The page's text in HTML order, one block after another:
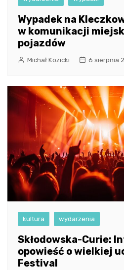
Wypadek na
w komunikacji
pojazdów
Michał Kozicki 6 sierpnia
kultura wydarzenia
Skłodowska-Curie:
opowieść o wielkiej
Festival